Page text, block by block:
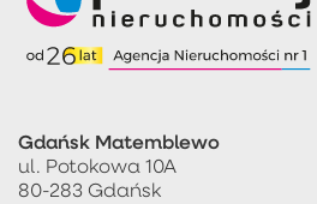
Gdańsk Matemblewo
ul. Potokowa 10A
80-283 Gdańsk